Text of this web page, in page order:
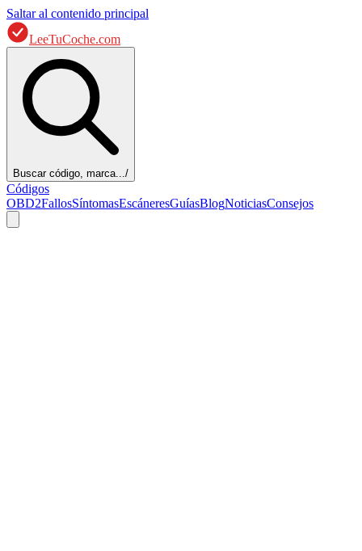
Saltar al contenido principal
LeeTuCoche.com
Buscar código, marca.../
Códigos
OBD2FallosSíntomasEscáneresGuíasBlogNoticiasConsejos